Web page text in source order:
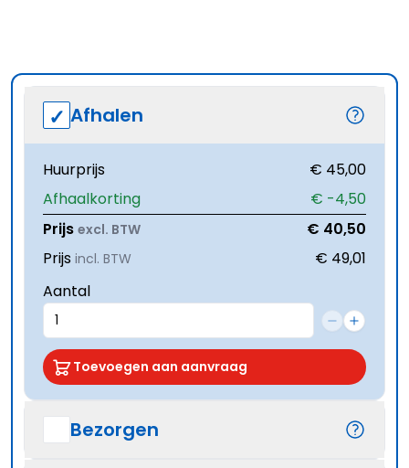
Afhalen
Huurprijs
€ 45,00
Afhaalkorting
€ -4,50
Prijs excl. BTW
€ 40,50
Prijs incl. BTW
€ 49,01
Aantal
Toevoegen aan aanvraag
Bezorgen